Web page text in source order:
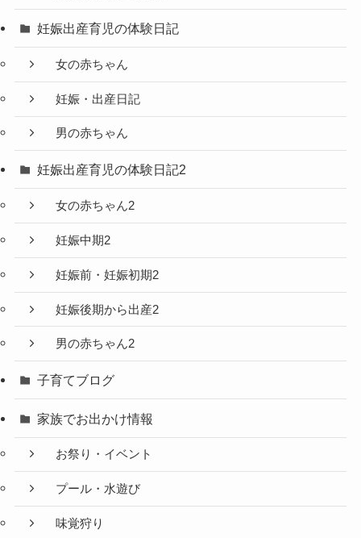
妊娠出産育児の体験日記
女の赤ちゃん
妊娠・出産日記
男の赤ちゃん
妊娠出産育児の体験日記2
女の赤ちゃん2
妊娠中期2
妊娠前・妊娠初期2
妊娠後期から出産2
男の赤ちゃん2
子育てブログ
家族でお出かけ情報
お祭り・イベント
プール・水遊び
味覚狩り